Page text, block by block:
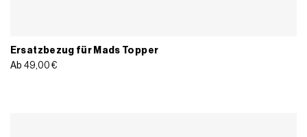
Ersatzbezug für Mads Topper
Ab 49,00 €